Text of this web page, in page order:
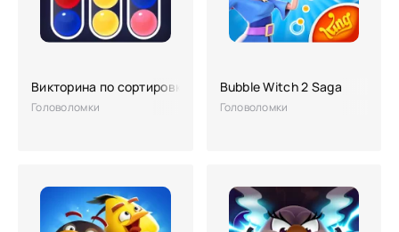
Викторина по сортировке шаров
Головоломки
Bubble Witch 2 Saga
Головоломки